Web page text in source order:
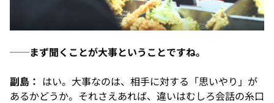
──まず聞くことが大事ということですね。
副島： はい。大事なのは、相手に対する「思いやり」が
あるかどうか。それさえあれば、違いはむしろ会話の糸口